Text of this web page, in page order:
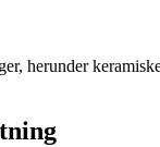
herunder